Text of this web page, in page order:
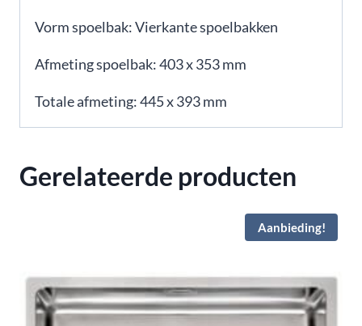
Vorm spoelbak:Vierkante spoelbakken
Afmeting spoelbak:403 x 353 mm
Totale afmeting:445 x 393 mm
Gerelateerde producten
Aanbieding!